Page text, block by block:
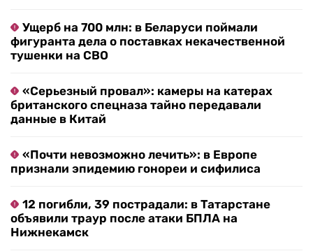
Ущерб на 700 млн: в Беларуси поймали
фигуранта дела о поставках некачественной
тушенки на СВО
«Серьезный провал»: камеры на катерах
британского спецназа тайно передавали
данные в Китай
«Почти невозможно лечить»: в Европе
признали эпидемию гонореи и сифилиса
12 погибли, 39 пострадали: в Татарстане
объявили траур после атаки БПЛА на
Нижнекамск